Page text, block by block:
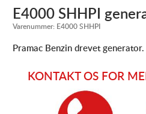
E4000 SHHPI
Varenummer: E4000 SHHPI
Pramac Benzin drevet generator.
KONTAKT OS FOR